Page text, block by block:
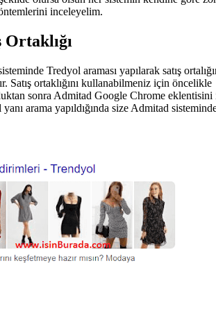
inceleyelim.
Tredyol araması yapılarak satış
Satış ortaklığını kullanabilmeniz için öncelikle
sonra Admitad Google Chrome
arama yapıldığında size Admitad